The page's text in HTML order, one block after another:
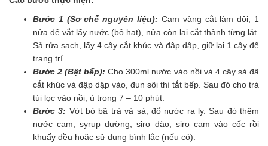
Bước 1 (Sơ chế nguyên liệu): Cam vàng cắt làm đôi, 1
nửa để vắt lấy nước (bỏ hạt), nửa còn lại cắt thành từng lát.
Sả rửa sạch, lấy 4 cây cắt khúc và đập dập, giữ lại 1 cây để
trang trí.
Bước 2 (Bật bếp): Cho 300ml nước vào nồi và 4 cây sả đã
cắt khúc và đập dập vào, đun sôi thì tắt bếp. Sau đó cho trà
túi lọc vào nồi, ủ trong 7 – 10 phút.
Bước 3: Vớt bỏ bã trà và sả, đổ nước ra ly. Sau đó thêm
nước cam, syrup đường, siro đào, siro cam vào cốc rồi
khuấy đều hoặc sử dụng bình lắc (nếu có).